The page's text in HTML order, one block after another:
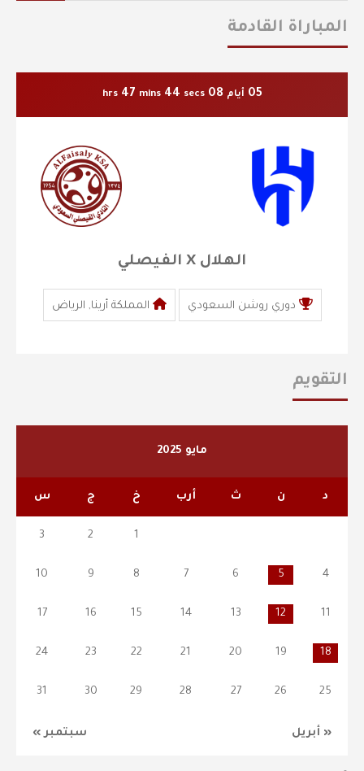
المباراة القادمة
05 أيام 08
hrs 47 mins 43 secs
الهلال X الفيصلي
دوري روشن السعودي المملكة أرينا, الرياض
التقويم
مايو 2025
د ن ث أرب خ ج س
« أبريل سبتمبر »
1
2
3
4
5
6
7
8
9
10
11
12
13
14
15
16
17
18
19
20
21
22
23
24
25
26
27
28
29
30
31